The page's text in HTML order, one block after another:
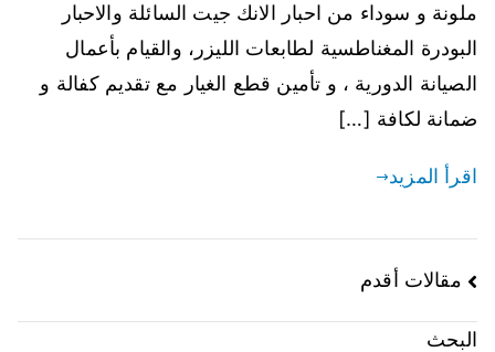
ملونة و سوداء من احبار الانك جيت السائلة والاحبار
البودرة المغناطسية لطابعات الليزر، والقيام بأعمال
الصيانة الدورية ، و تأمين قطع الغيار مع تقديم كفالة و
ضمانة لكافة […]
اقرأ المزيد
مقالات أقدم
البحث